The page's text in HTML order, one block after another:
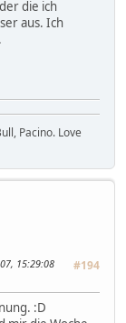
die ich
aus. Ich
Pacino. Love
#194
15:29:08
:D